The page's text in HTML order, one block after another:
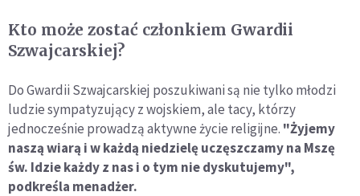
Kto może zostać członkiem Gwardii
Szwajcarskiej?
Do Gwardii Szwajcarskiej poszukiwani są nie tylko młodzi
ludzie sympatyzujący z wojskiem, ale tacy, którzy
jednocześnie prowadzą aktywne życie religijne. "Żyjemy
naszą wiarą i w każdą niedzielę uczęszczamy na Mszę
św. Idzie każdy z nas i o tym nie dyskutujemy",
podkreśla menadżer.